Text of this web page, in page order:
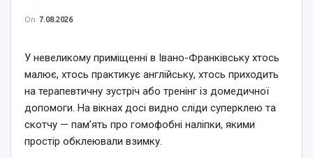
On 7.08.2026
У невеликому приміщенні в Івано-Франківську хтось
малює, хтось практикує англійську, хтось приходить
на терапевтичну зустріч або тренінг із домедичної
допомоги. На вікнах досі видно сліди суперклею та
скотчу — пам’ять про гомофобні наліпки, якими
простір обклеювали взимку.